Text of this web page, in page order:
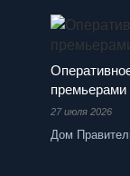
премьерами
27 июля 2026
Дом